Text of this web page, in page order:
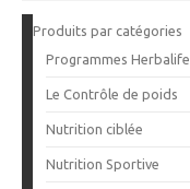
Produits par catégories
Programmes Herbalife
Le Contrôle de poids
Nutrition ciblée
Nutrition Sportive